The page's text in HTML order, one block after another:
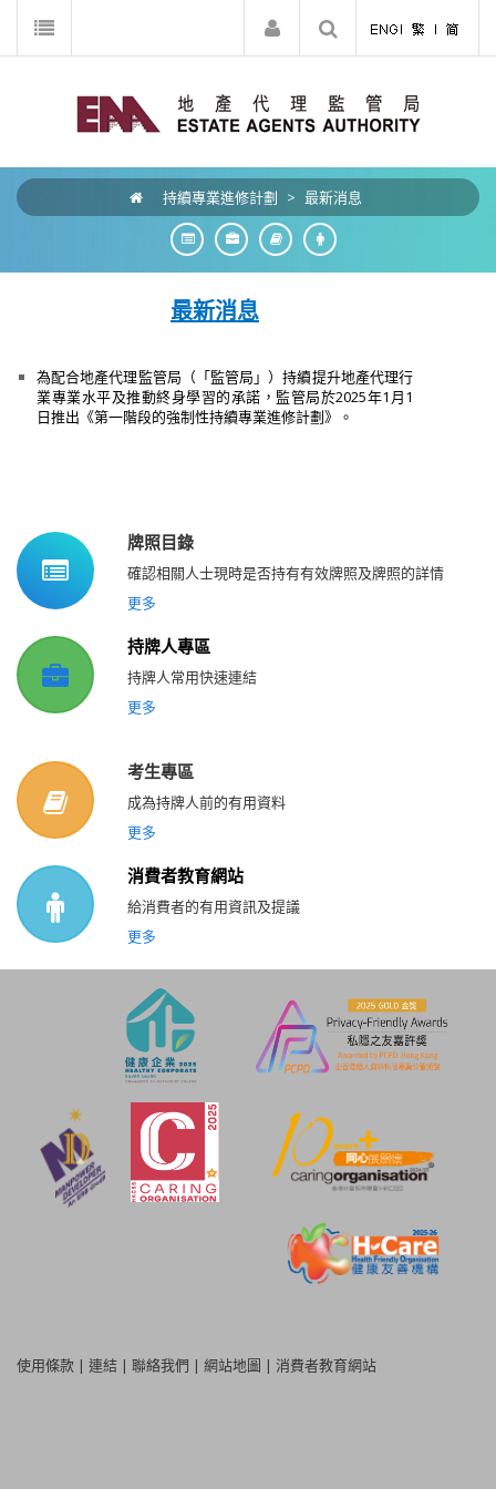
持續專業進修計劃 > 最新消息
最新消息
為配合地產代理監管局（「監管局」）持續提升地產代理行
業專業水平及推動終身學習的承諾，監管局於2025年1月1
日推出《第一階段的強制性持續專業進修計劃》。
牌照目錄
確認相關人士現時是否持有有效牌照及牌照的詳情
更多
持牌人專區
持牌人常用快速連結
更多
考生專區
成為持牌人前的有用資料
更多
消費者教育網站
給消費者的有用資訊及提議
更多
使用條款 | 連結 | 聯絡我們 | 網站地圖 | 消費者教育網站